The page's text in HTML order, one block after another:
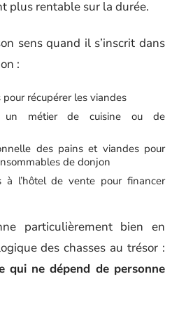
plus rentable sur la durée.
sens quand il s’inscrit dans
:
récupérer les viandes
un métier de cuisine ou de
des pains et viandes pour
de donjon
à l’hôtel de vente pour financer
particulièrement bien en
des chasses au trésor :
qui ne dépend de personne